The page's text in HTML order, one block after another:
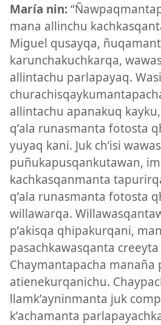
María nin:
mana allinchu
Miguel qusayqa,
karunchakuchkarqa,
allintachu parlapayaq.
allintachu apanakuq
qʼala runasmanta fotosta
yuyaq kani. Juk chʼisi
puñukapusqankutawan,
kachkasqanmanta
qʼala runasmanta fotosta
willawarqa.
pʼakisqa qhipakurqani,
pasachkawasqanta
Chaymantapacha manaña
atienekurqanichu.
llamkʼayninmanta juk
kʼachamanta